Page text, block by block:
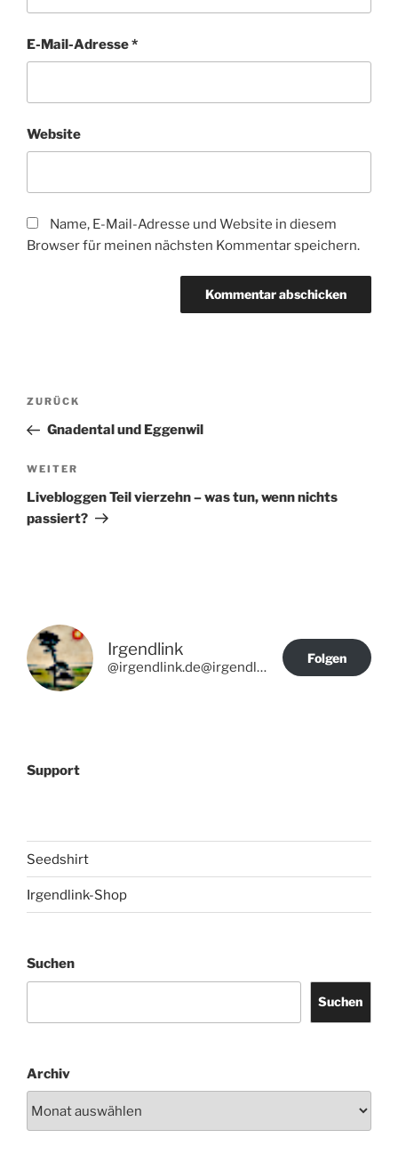
E-Mail-Adresse*
Website
Name, E-Mail-Adresse und Website in diesem
Browser für meinen nächsten Kommentar speichern.
Beitragsnavigation
Vorheriger
Beitrag
ZURÜCK
Gnadental und Eggenwil
Nächster
Beitrag
WEITER
Livebloggen Teil vierzehn – was tun, wenn nichts
passiert?
Irgendlink
@irgendlink.de@irgendlink.de
Folgen
Support
Seedshirt
Irgendlink-Shop
Suchen
Suchen
Archiv